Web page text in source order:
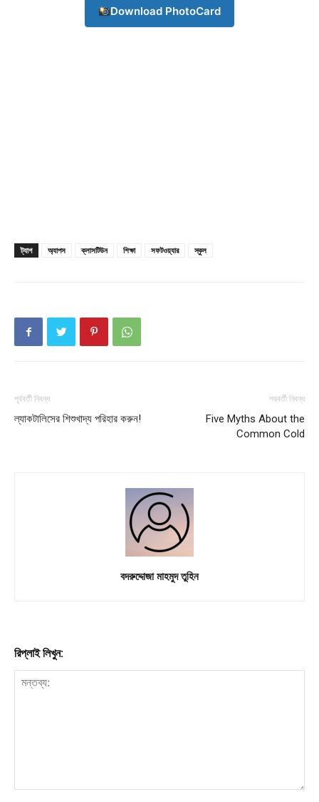
Download PhotoCard
ট্যাগ অ্যাপস ক্লাসটিউন শিক্ষা সফটওয়্যার স্কুল
পূর্ববর্তী নিবন্ধ
ল্যাকটালিসের শিশুখাদ্য পরিহার করুন!
পরবর্তী নিবন্ধ
Five Myths About the
Common Cold
বদরুদ্দোজা মাহমুদ তুহিন
রিপ্লাই লিখুন: